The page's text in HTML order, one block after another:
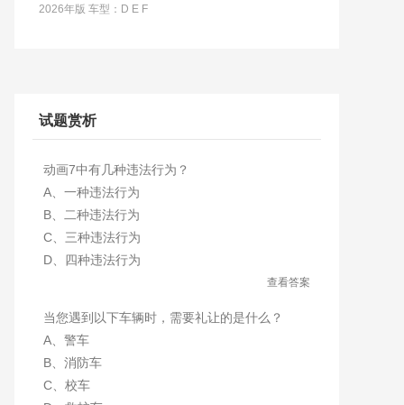
2026年版 车型：D E F
试题赏析
动画7中有几种违法行为？
A、一种违法行为
B、二种违法行为
C、三种违法行为
D、四种违法行为
查看答案
当您遇到以下车辆时，需要礼让的是什么？
A、警车
B、消防车
C、校车